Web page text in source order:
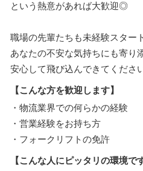
という熱意があれば大歓迎◎
職場の先輩たちも未経験スター
あなたの不安な気持ちにも寄り
安心して飛び込んできてくださ
【こんな方を歓迎します】
・物流業界での何らかの経験
・営業経験をお持ち方
・フォークリフトの免許
【こんな人にピッタリの環境で